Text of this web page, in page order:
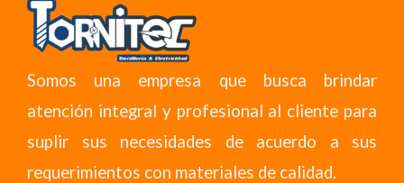
Somos una empresa que busca brindar
atención integral y profesional al cliente para
suplir sus necesidades de acuerdo a sus
requerimientos con materiales de calidad.